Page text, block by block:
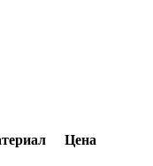
Цена